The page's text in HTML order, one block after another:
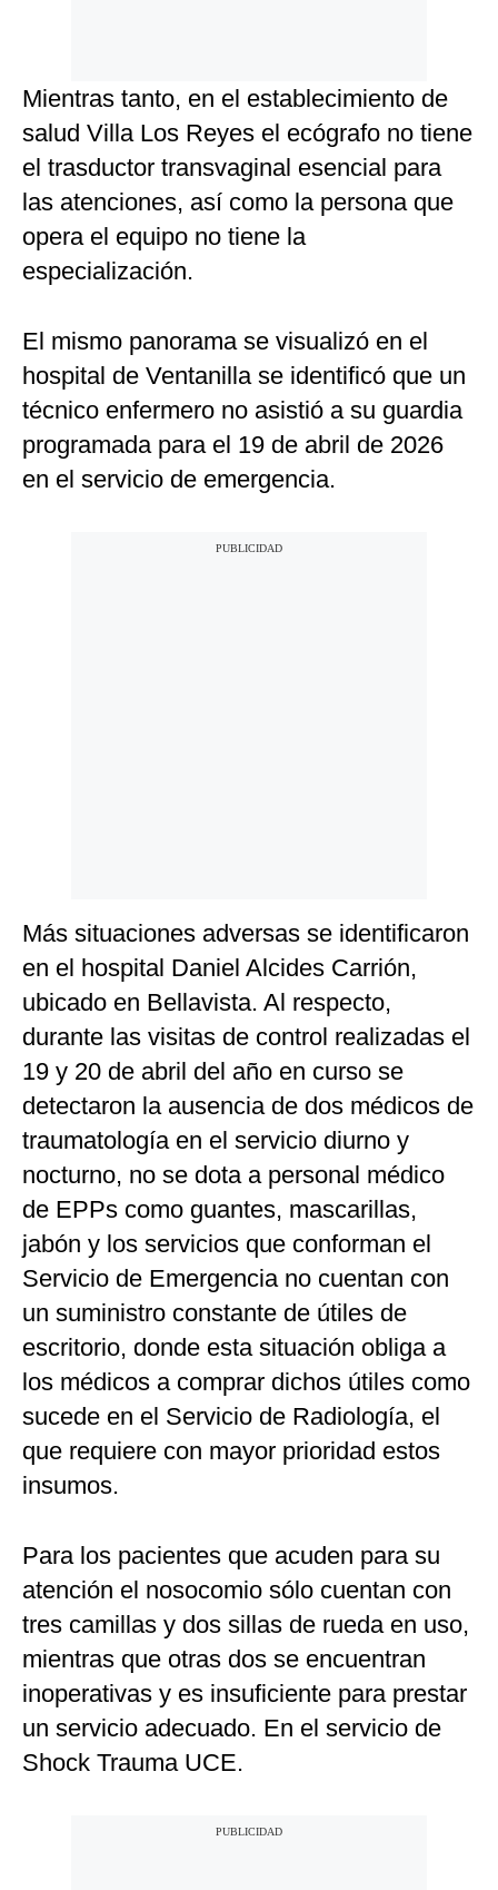
Mientras tanto, en el establecimiento de
salud Villa Los Reyes el ecógrafo no tiene
el trasductor transvaginal esencial para
las atenciones, así como la persona que
opera el equipo no tiene la
especialización.
El mismo panorama se visualizó en el
hospital de Ventanilla se identificó que un
técnico enfermero no asistió a su guardia
programada para el 19 de abril de 2026
en el servicio de emergencia.
Más situaciones adversas se identificaron
en el hospital Daniel Alcides Carrión,
ubicado en Bellavista. Al respecto,
durante las visitas de control realizadas el
19 y 20 de abril del año en curso se
detectaron la ausencia de dos médicos de
traumatología en el servicio diurno y
nocturno, no se dota a personal médico
de EPPs como guantes, mascarillas,
jabón y los servicios que conforman el
Servicio de Emergencia no cuentan con
un suministro constante de útiles de
escritorio, donde esta situación obliga a
los médicos a comprar dichos útiles como
sucede en el Servicio de Radiología, el
que requiere con mayor prioridad estos
insumos.
Para los pacientes que acuden para su
atención el nosocomio sólo cuentan con
tres camillas y dos sillas de rueda en uso,
mientras que otras dos se encuentran
inoperativas y es insuficiente para prestar
un servicio adecuado. En el servicio de
Shock Trauma UCE.